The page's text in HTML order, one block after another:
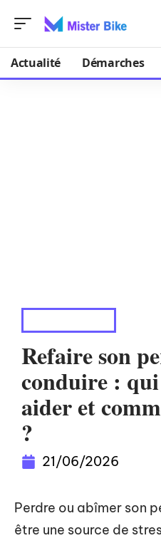
Actualité Démarches
Refaire son
conduire :
aider et
?
21/06/2026
Perdre ou abîmer son
être une source de